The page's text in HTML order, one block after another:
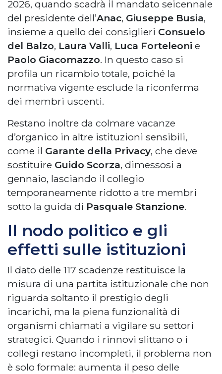
2026, quando scadrà il mandato seicennale
del presidente dell’Anac, Giuseppe Busia,
insieme a quello dei consiglieri Consuelo
del Balzo, Laura Valli, Luca Forteleoni e
Paolo Giacomazzo. In questo caso si
profila un ricambio totale, poiché la
normativa vigente esclude la riconferma
dei membri uscenti.
Restano inoltre da colmare vacanze
d’organico in altre istituzioni sensibili,
come il Garante della Privacy, che deve
sostituire Guido Scorza, dimessosi a
gennaio, lasciando il collegio
temporaneamente ridotto a tre membri
sotto la guida di Pasquale Stanzione.
Il nodo politico e gli
effetti sulle istituzioni
Il dato delle 117 scadenze restituisce la
misura di una partita istituzionale che non
riguarda soltanto il prestigio degli
incarichi, ma la piena funzionalità di
organismi chiamati a vigilare su settori
strategici. Quando i rinnovi slittano o i
collegi restano incompleti, il problema non
è solo formale: aumenta il peso delle